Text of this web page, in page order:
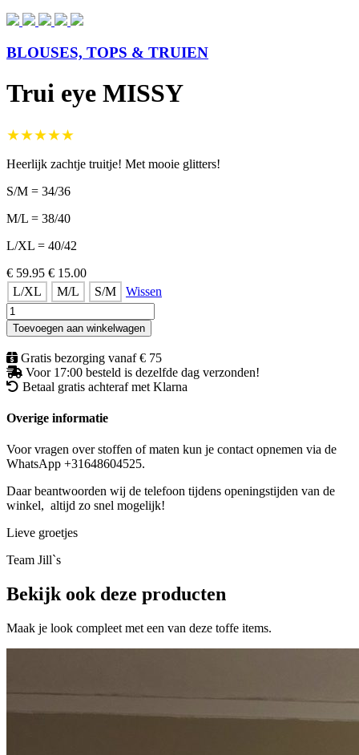
BLOUSES, TOPS & TRUIEN
Trui eye MISSY
★★★★★
Heerlijk zachtje truitje! Met mooie glitters!
S/M = 34/36
M/L = 38/40
L/XL = 40/42
€ 59.95 € 15.00
L/XL
M/L S/M
Wissen
Trui
eye
MISSY
aantal
Toevoegen aan winkelwagen
Gratis bezorging vanaf € 75
Voor 17:00 besteld is dezelfde dag verzonden!
Betaal gratis achteraf met Klarna
Overige informatie
Voor vragen over stoffen of maten kun je contact opnemen via de
WhatsApp +31648604525.
Daar beantwoorden wij de telefoon tijdens openingstijden van de
winkel, altijd zo snel mogelijk!
Lieve groetjes
Team Jill`s
Bekijk ook deze producten
Maak je look compleet met een van deze toffe items.